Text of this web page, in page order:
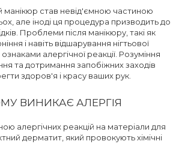
манікюр став невід'ємною частиною
але іноді ця процедура призводить до
Проблеми після манікюру, такі як
і навіть відшарування нігтьової
алергічної реакції. Розуміння
та дотримання запобіжних заходів
здоров'я і красу ваших рук.
ВИНИКАЄ АЛЕРГІЯ
алергічних реакцій на матеріали для
дерматит, який провокують хімічні